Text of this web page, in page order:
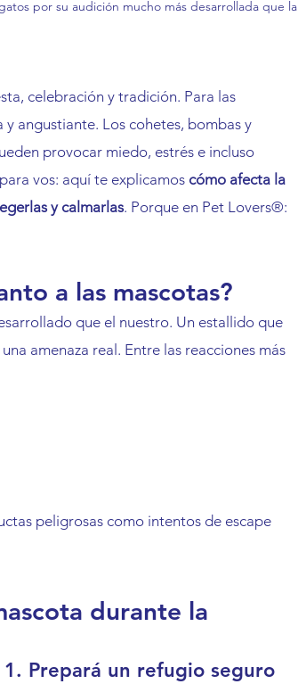
por su audición mucho más desarrollada que la
celebración y tradición. Para las
y angustiante. Los cohetes, bombas y
provocar miedo, estrés e incluso
vos: aquí te explicamos cómo afecta la
y calmarlas. Porque en Pet Lovers®:
a las mascotas?
que el nuestro. Un estallido que
amenaza real. Entre las reacciones más
peligrosas como intentos de escape
durante la
1. Prepará un refugio seguro